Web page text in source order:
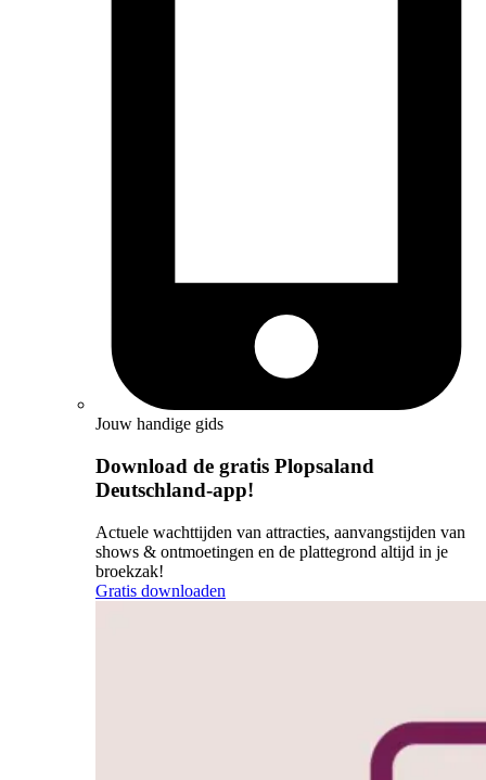
Jouw handige gids
Download de gratis Plopsaland
Deutschland-app!
Actuele wachttijden van attracties, aanvangstijden van
shows & ontmoetingen en de plattegrond altijd in je
broekzak!
Gratis downloaden